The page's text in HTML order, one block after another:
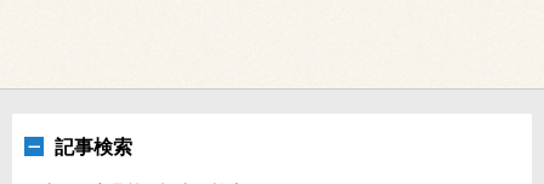
記事検索